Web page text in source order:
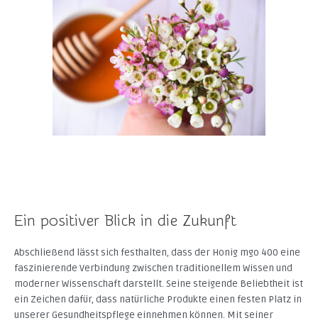
Ein positiver Blick in die Zukunft
Abschließend lässt sich festhalten, dass der Honig mgo 400 eine
faszinierende Verbindung zwischen traditionellem Wissen und
moderner Wissenschaft darstellt. Seine steigende Beliebtheit ist
ein Zeichen dafür, dass natürliche Produkte einen festen Platz in
unserer Gesundheitspflege einnehmen können. Mit seiner